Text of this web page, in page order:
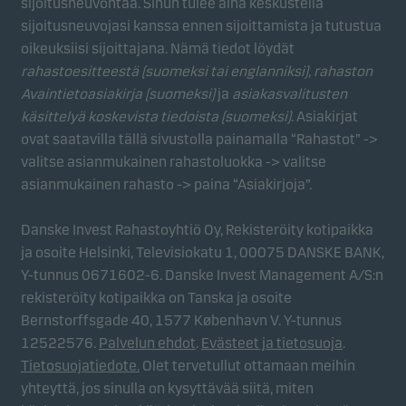
sijoitusneuvojasi kanssa ennen sijoittamista ja tutustua
oikeuksiisi sijoittajana. Nämä tiedot löydät
rahastoesitteestä (suomeksi tai englanniksi), rahaston
Avaintietoasiakirja (suomeksi)ja asiakasvalitusten
käsittelyä koskevista tiedoista (suomeksi). Asiakirjat
ovat saatavilla tällä sivustolla painamalla “Rahastot” ->
valitse asianmukainen rahastoluokka -> valitse
asianmukainen rahasto -> paina “Asiakirjoja”.
Danske Invest Rahastoyhtiö Oy, Rekisteröity kotipaikka
ja osoite Helsinki, Televisiokatu 1, 00075 DANSKE BANK,
Y-tunnus 0671602-6. Danske Invest Management A/S:n
rekisteröity kotipaikka on Tanska ja osoite
Bernstorffsgade 40, 1577 København V. Y-tunnus
12522576. Palvelun ehdot. Evästeet ja tietosuoja.
Tietosuojatiedote. Olet tervetullut ottamaan meihin
yhteyttä, jos sinulla on kysyttävää siitä, miten
toimintasi sinulle merkityksellisen sisällön
tarjoamiseksi.